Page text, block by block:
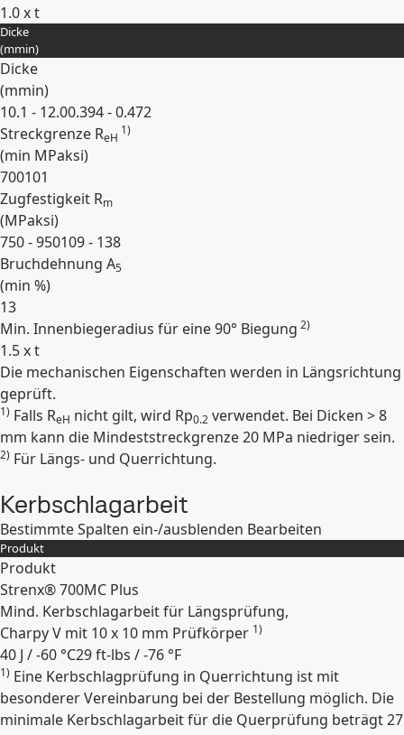
1.0 x t
Erweitern
Dicke
(mmin)
Dicke
(mmin)
10.1 - 12.00.394 - 0.472
Streckgrenze ReH
1)
(min MPaksi)
700101
Zugfestigkeit Rm
(MPaksi)
750 - 950109 - 138
Bruchdehnung A5
(min %)
13
Min. Innenbiegeradius für eine 90° Biegung 2)
1.5 x t
Erweitern
Die mechanischen Eigenschaften werden in Längsrichtung
geprüft.
1) Falls ReH nicht gilt, wird Rp0.2 verwendet. Bei Dicken > 8
mm kann die Mindeststreckgrenze 20 MPa niedriger sein.
2) Für Längs- und Querrichtung.
Kerbschlagarbeit
Bestimmte Spalten ein-/ausblenden Bearbeiten
Produkt
Produkt
Strenx® 700MC Plus
Mind. Kerbschlagarbeit für Längsprüfung,
Charpy V mit 10 x 10 mm Prüfkörper 1)
40 J / -60 °C29 ft-lbs / -76 °F
Erweitern
1) Eine Kerbschlagprüfung in Querrichtung ist mit
besonderer Vereinbarung bei der Bestellung möglich. Die
minimale Kerbschlagarbeit für die Querprüfung beträgt 27